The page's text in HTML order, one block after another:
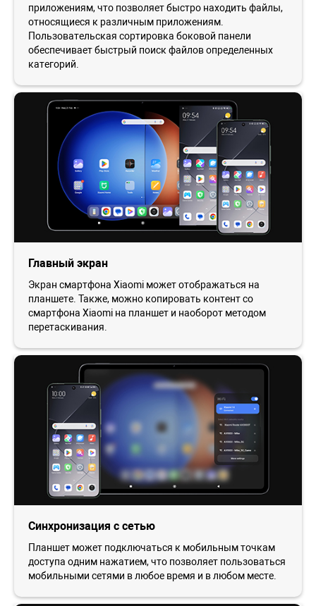
приложениям, что позволяет быстро находить файлы,
относящиеся к различным приложениям.
Пользовательская сортировка боковой панели
обеспечивает быстрый поиск файлов определенных
категорий.
Главный экран
Экран смартфона Xiaomi может отображаться на
планшете. Также, можно копировать контент со
смартфона Xiaomi на планшет и наоборот методом
перетаскивания.
Синхронизация с сетью
Планшет может подключаться к мобильным точкам
доступа одним нажатием, что позволяет пользоваться
мобильными сетями в любое время и в любом месте.